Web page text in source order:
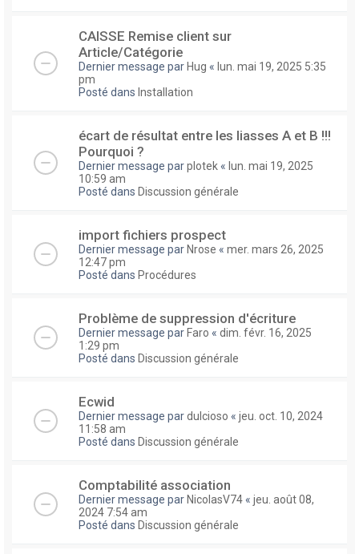
CAISSE Remise client sur
Article/Catégorie
Dernier message par Hug « lun. mai 19, 2025 5:35
pm
Posté dans Installation
écart de résultat entre les liasses A et B !!!
Pourquoi ?
Dernier message parplotek « lun. mai 19, 2025
10:59 am
Posté dans Discussion générale
import fichiers prospect
Dernier message par Nrose « mer. mars 26, 2025
12:47 pm
Posté dans Procédures
Problème de suppression d'écriture
Dernier message par Faro « dim. févr. 16, 2025
1:29 pm
Posté dans Discussion générale
Ecwid
Dernier message pardulcioso « jeu. oct. 10, 2024
11:58 am
Posté dans Discussion générale
Comptabilité association
Dernier message par NicolasV74 « jeu. août 08,
2024 7:54 am
Posté dans Discussion générale